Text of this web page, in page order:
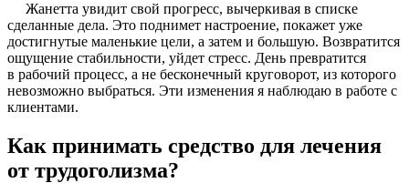
Жанетта увидит свой прогресс, вычеркивая в списке
сделанные дела. Это поднимет настроение, покажет уже
достигнутые маленькие цели, а затем и большую. Возвратится
ощущение стабильности, уйдет стресс. День превратится
в рабочий процесс, а не бесконечный круговорот, из которого
невозможно выбраться. Эти изменения я наблюдаю в работе с
клиентами.
Как принимать средство для лечения
от трудоголизма?